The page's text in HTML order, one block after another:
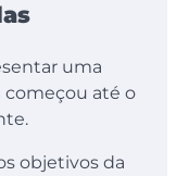
uma
começou até o
objetivos da